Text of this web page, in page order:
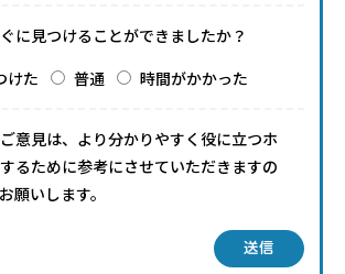
に見つけることができましたか？
けた
普通 時間がかかった
意見は、より分かりやすく役に立つホ
るために参考にさせていただきますの
願いします。
送信